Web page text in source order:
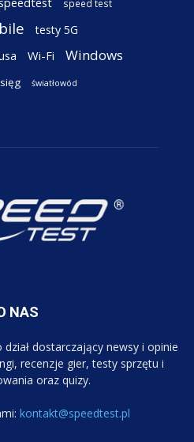
speed test
testy 5G
Wi-Fi Windows
światłowód
NAS
dostarczający newsy i opinie
recenzje gier, testy sprzętu i
oraz quizy.
kontakt@speedtest.pl